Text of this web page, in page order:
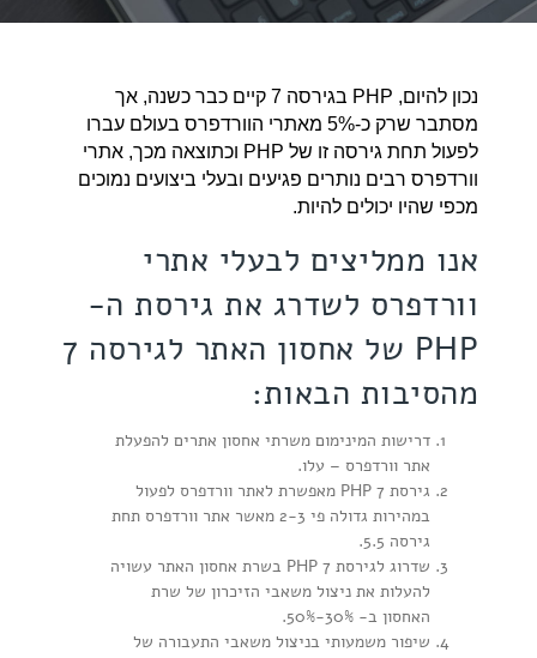
נכון להיום, PHP בגירסה 7 קיים כבר כשנה, אך
מסתבר שרק כ-5% מאתרי הוורדפרס בעולם עברו
לפעול תחת גירסה זו של PHP וכתוצאה מכך, אתרי
וורדפרס רבים נותרים פגיעים ובעלי ביצועים נמוכים
מכפי שהיו יכולים להיות.
אנו ממליצים לבעלי אתרי
וורדפרס לשדרג את גירסת ה-
PHP של אחסון האתר לגירסה 7
מהסיבות הבאות:
דרישות המינימום משרתי אחסון אתרים להפעלת
אתר וורדפרס – עלו.
גירסת PHP 7 מאפשרת לאתר וורדפרס לפעול
במהירות גדולה פי 2-3 מאשר אתר וורדפרס תחת
גירסה 5.5.
שדרוג לגירסת PHP 7 בשרת אחסון האתר עשויה
להעלות את ניצול משאבי הזיכרון של שרת
האחסון ב- 30%-50%.
שיפור משמעותי בניצול משאבי התעבורה של